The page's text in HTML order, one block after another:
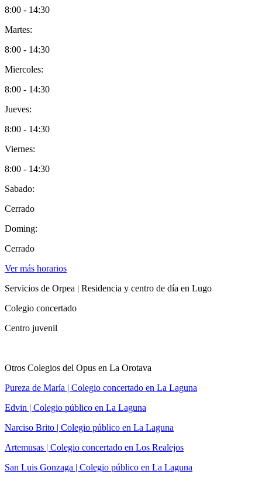
8:00 - 14:30
Martes:
8:00 - 14:30
Miercoles:
8:00 - 14:30
Jueves:
8:00 - 14:30
Viernes:
8:00 - 14:30
Sabado:
Cerrado
Doming:
Cerrado
Ver más horarios
Servicios de Orpea | Residencia y centro de día en Lugo
Colegio concertado
Centro juvenil
Otros Colegios del Opus en La Orotava
Pureza de María | Colegio concertado en La Laguna
Edvin | Colegio público en La Laguna
Narciso Brito | Colegio público en La Laguna
Artemusas | Colegio concertado en Los Realejos
San Luis Gonzaga | Colegio público en La Laguna